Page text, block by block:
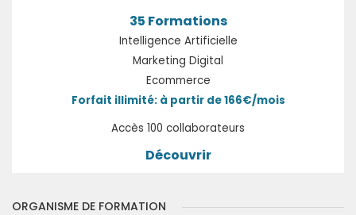
35 Formations
Intelligence Artificielle
Marketing Digital
Ecommerce
Forfait illimité: à partir de 166€/mois
Accès 100 collaborateurs
Découvrir
ORGANISME DE FORMATION